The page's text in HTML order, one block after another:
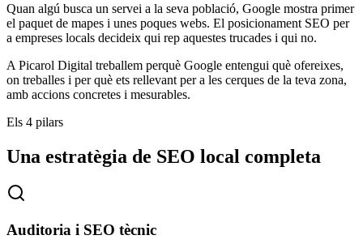
Quan algú busca un servei a la seva població, Google mostra primer
el paquet de mapes i unes poques webs. El posicionament SEO per
a empreses locals decideix qui rep aquestes trucades i qui no.
A Picarol Digital treballem perquè Google entengui què ofereixes,
on treballes i per què ets rellevant per a les cerques de la teva zona,
amb accions concretes i mesurables.
Els 4 pilars
Una estratègia de SEO local completa
Auditoria i SEO tècnic